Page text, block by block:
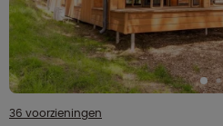
36 voorzieningen